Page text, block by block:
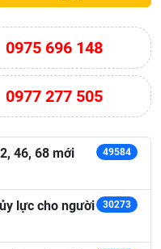
0975 696 148
0977 277 505
46, 68 mới
49584
lực cho người
30273